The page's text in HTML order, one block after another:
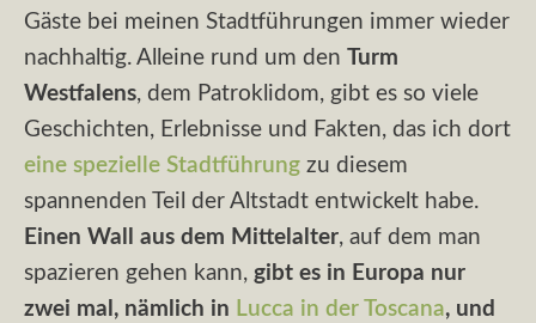
Gäste bei meinen Stadtführungen immer wieder
nachhaltig. Alleine rund um den
Turm
Westfalens, dem Patroklidom, gibt es so viele
Geschichten, Erlebnisse und Fakten, das ich dort
eine spezielle Stadtführung zu diesem
spannenden Teil der Altstadt entwickelt habe.
Einen Wall aus dem Mittelalter, auf dem man
spazieren gehen kann, gibt es in Europa nur
zwei mal, nämlich in Lucca in der Toscana, und